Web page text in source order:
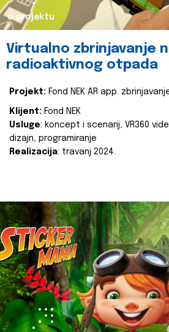
o projektu
Virtualno zbrinjavanje
radioaktivnog otpada
Projekt: Fond NEK AR app.
Klijent: Fond NEK
Usluge: koncept i scenarij, VR360
dizajn, programiranje
Realizacija: travanj 2024.